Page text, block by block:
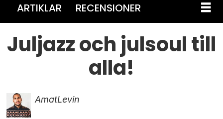
ARTIKLAR RECENSIONER
Juljazz och julsoul till
alla!
AmatLevin